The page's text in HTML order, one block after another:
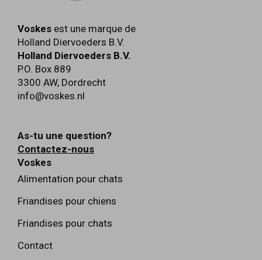
Voskes est une marque de
Holland Diervoeders B.V.
Holland Diervoeders B.V.
P.O. Box 889
3300 AW, Dordrecht
info@voskes.nl
As-tu une question?
Contactez-nous
Voskes
Alimentation pour chats
Friandises pour chiens
Friandises pour chats
Contact